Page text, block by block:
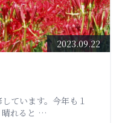
2023.09.22
ています。今年も１
晴れると …